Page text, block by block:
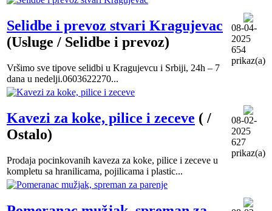
Selidbe i prevoz stvari Kragujevac
(Usluge / Selidbe i prevoz)
Vršimo sve tipove selidbi u Kragujevcu i Srbiji, 24h – 7
dana u nedelji.0603622270...
08-04-
2025
654
prikaz(a)
Kavezi za koke, pilice i zeceve ( /
Ostalo)
Prodaja pocinkovanih kaveza za koke, pilice i zeceve u
kompletu sa hranilicama, pojilicama i plastic...
08-02-
2025
627
prikaz(a)